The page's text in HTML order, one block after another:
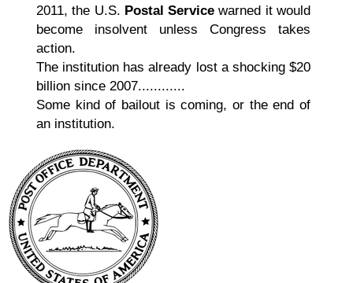
2011, the U.S. Postal Service warned it would
become insolvent unless Congress takes
action.
The institution has already lost a shocking $20
billion since 2007............
Some kind of bailout is coming, or the end of
an institution.